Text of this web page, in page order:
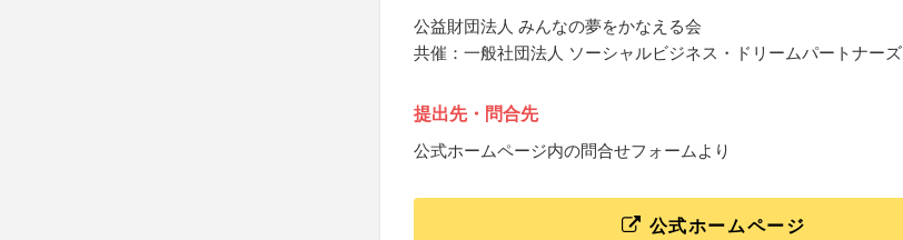
公益財団法人 みんなの夢をかなえる会
共催：一般社団法人 ソーシャルビジネス・ドリームパートナーズ
提出先・問合先
公式ホームページ内の問合せフォームより
公式ホームページ